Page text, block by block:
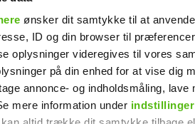
ønsker dit samtykke til at
ID og din browser til
oplysninger videregives til vores
på din enhed for at vise dig
annonce- og indholdsmåling, lave
mere information under indstillinger